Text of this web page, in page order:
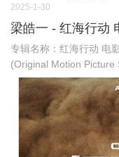
2025-1-30
梁皓一 - 红海行动
专辑名称：红海行动 电
(Original Motion Picture